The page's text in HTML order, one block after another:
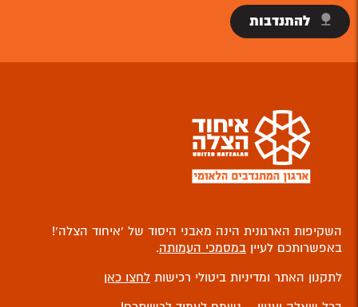
להתנדבות
השקיפות הארגונית הינה מאבני היסוד של ‘איחוד הצלה’!
באפשרותכם לעיין במסמכי העמותה.
לתקנון האתר ומדיניות ביטולי רכישות לחצו כאן